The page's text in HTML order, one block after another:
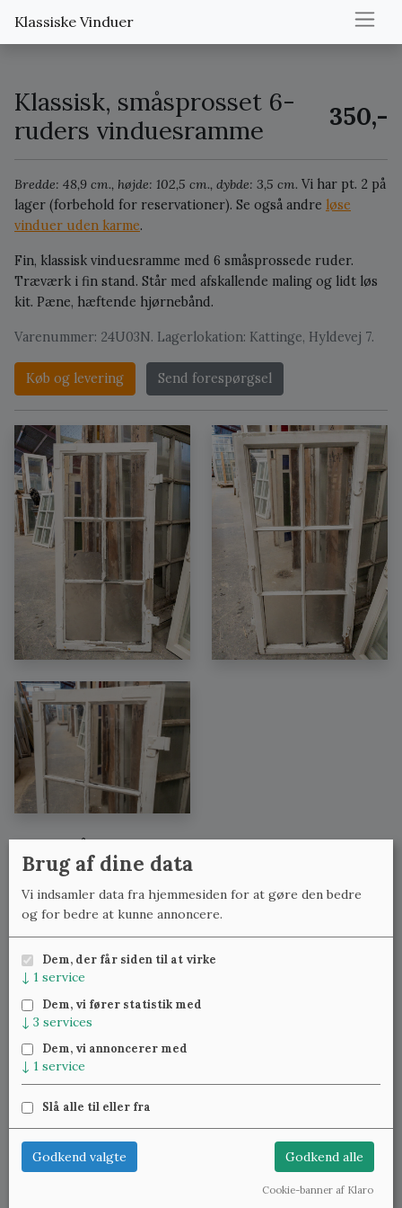
Klassiske Vinduer
Klassisk, småsprosset 6-
ruders vinduesramme
350,-
Bredde: 48,9 cm., højde: 102,5 cm., dybde: 3,5 cm. Vi har pt. 2 på
lager (forbehold for reservationer). Se også andre løse
vinduer uden karme.
Fin, klassisk vinduesramme med 6 småsprossede ruder.
Træværk i fin stand. Står med afskallende maling og lidt løs
kit. Pæne, hæftende hjørnebånd.
Varenummer: 24U03N. Lagerlokation: Kattinge, Hyldevej 7.
Køb og levering Send forespørgsel
Se også:
Løse vinduer uden karme med lignende mål
Løse vinduer uden karme med lignende bredde
Løse vinduer uden karme med lignende højde
nye varer.
22 25 69 11
lennart@studinski.dk
Se mere om:Vores samlinger Træværket,Blæst glas,
Vedligeholdelse
Brug af dine data
Vi indsamler data fra hjemmesiden for at gøre den bedre
og for bedre at kunne annoncere.
Dem, der får siden til at virke
↓ 1 service
Dem, vi fører statistik med
↓ 3 services
Dem, vi annoncerer med
↓ 1 service
Slå alle til eller fra
Godkend valgte Godkend alle
Cookie-banner af Klaro